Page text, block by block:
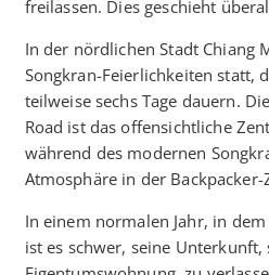
freilassen. Dies geschieht
In der nördlichen Stadt Chiang
Songkran-Feierlichkeiten statt,
teilweise sechs Tage dauern.
Road ist das offensichtliche
während des modernen
Atmosphäre in der
In einem normalen Jahr, in
ist es schwer, seine